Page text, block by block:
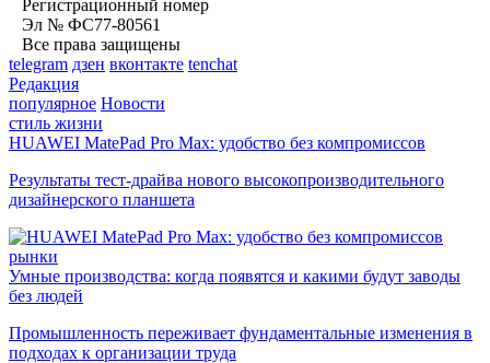
Регистрационный номер
Эл № ФС77-80561
Все права защищены
telegram дзен вконтакте tenchat
Редакция
популярное Новости
стиль жизни
HUAWEI MatePad Pro Max: удобство без компромиссов
Результаты тест-драйва нового высокопроизводительного
дизайнерского планшета
рынки
Умные производства: когда появятся и какими будут заводы
без людей
Промышленность переживает фундаментальные изменения в
подходах к организации труда